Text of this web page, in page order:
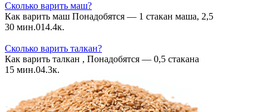
Сколько варить маш?
Как варить маш Понадобятся — 1 стакан маша, 2,5
30 мин.014.4к.
Сколько варить талкан?
Как варить талкан , Понадобятся — 0,5 стакана
15 мин.04.3к.